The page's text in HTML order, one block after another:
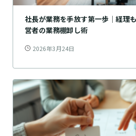
社長が業務を手放す第一歩｜経理
営者の業務棚卸し術
2026年3月24日